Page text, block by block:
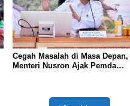
Cegah Masalah di Masa Depan,
Menteri Nusron Ajak Pemda